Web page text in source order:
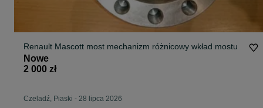
Renault Mascott most mechanizm różnicowy wkład mostu
Nowe
2 000 zł
Czeladź, Piaski - 28 lipca 2026